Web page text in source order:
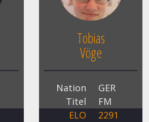
Tobias
Vöge
Nation
GER
Titel
FM
ELO
2291